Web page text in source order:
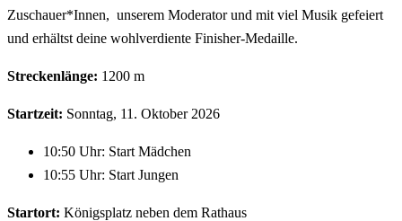
Zuschauer*Innen, unserem Moderator und mit viel Musik gefeiert
und erhältst deine wohlverdiente Finisher-Medaille.
Streckenlänge: 1200 m
Startzeit: Sonntag, 11. Oktober 2026
10:50 Uhr: Start Mädchen
10:55 Uhr: Start Jungen
Startort: Königsplatz neben dem Rathaus